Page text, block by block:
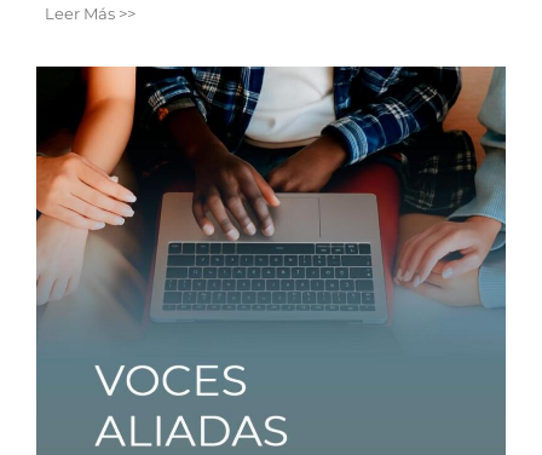
Leer Más >>